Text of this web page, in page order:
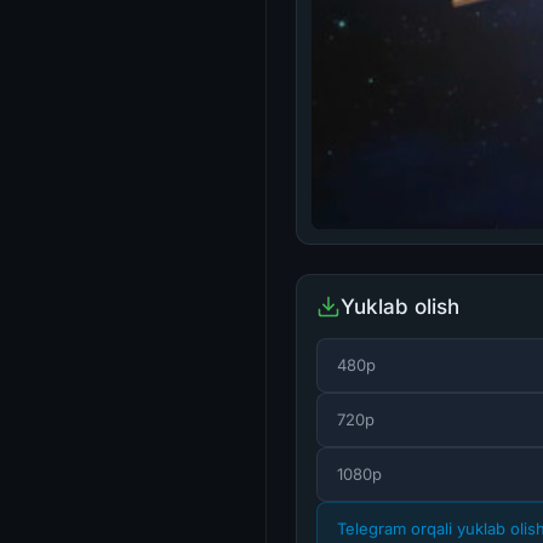
Yuklab olish
480p
720p
1080p
Telegram orqali yuklab